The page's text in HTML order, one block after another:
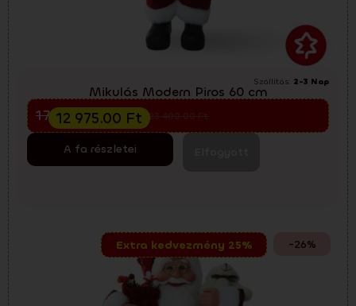
Szállítás: 2-3 Nap
Mikulás Modern Piros 60 cm
Előkarácsonyi kiárusítás
23 400.00
17 300.00Ft
12 975.00 Ft
A fa részletei
-26%
Extra kedvezmény 25%